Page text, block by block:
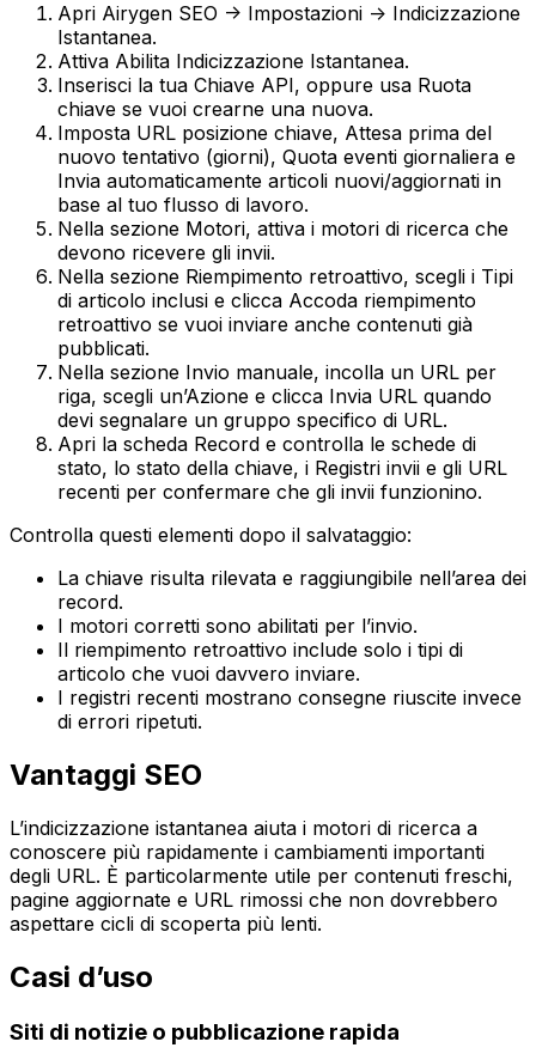
Apri Airygen SEO -> Impostazioni -> Indicizzazione
Istantanea.
Attiva Abilita Indicizzazione Istantanea.
Inserisci la tua Chiave API, oppure usa Ruota
chiave se vuoi crearne una nuova.
Imposta URL posizione chiave, Attesa prima del
nuovo tentativo (giorni), Quota eventi giornaliera e
Invia automaticamente articoli nuovi/aggiornati in
base al tuo flusso di lavoro.
Nella sezione Motori, attiva i motori di ricerca che
devono ricevere gli invii.
Nella sezione Riempimento retroattivo, scegli i Tipi
di articolo inclusi e clicca Accoda riempimento
retroattivo se vuoi inviare anche contenuti già
pubblicati.
Nella sezione Invio manuale, incolla un URL per
riga, scegli un’Azione e clicca Invia URL quando
devi segnalare un gruppo specifico di URL.
Apri la scheda Record e controlla le schede di
stato, lo stato della chiave, i Registri invii e gli URL
recenti per confermare che gli invii funzionino.
Controlla questi elementi dopo il salvataggio:
La chiave risulta rilevata e raggiungibile nell’area dei
record.
I motori corretti sono abilitati per l’invio.
Il riempimento retroattivo include solo i tipi di
articolo che vuoi davvero inviare.
I registri recenti mostrano consegne riuscite invece
di errori ripetuti.
Vantaggi SEO
L’indicizzazione istantanea aiuta i motori di ricerca a
conoscere più rapidamente i cambiamenti importanti
degli URL. È particolarmente utile per contenuti freschi,
pagine aggiornate e URL rimossi che non dovrebbero
aspettare cicli di scoperta più lenti.
Casi d’uso
Siti di notizie o pubblicazione rapida